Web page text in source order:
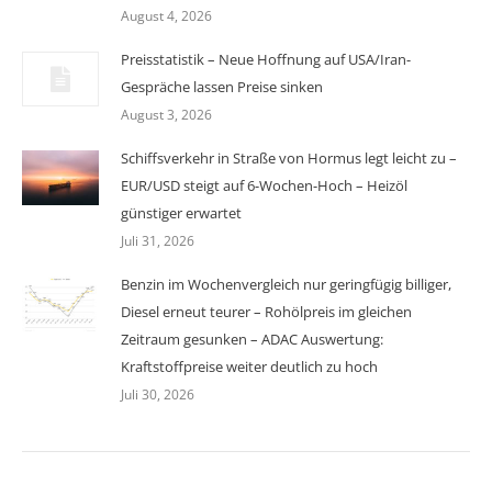
August 4, 2026
Preisstatistik – Neue Hoffnung auf USA/Iran-
Gespräche lassen Preise sinken
August 3, 2026
Schiffsverkehr in Straße von Hormus legt leicht zu –
EUR/USD steigt auf 6-Wochen-Hoch – Heizöl
günstiger erwartet
Juli 31, 2026
Benzin im Wochenvergleich nur geringfügig billiger,
Diesel erneut teurer – Rohölpreis im gleichen
Zeitraum gesunken – ADAC Auswertung:
Kraftstoffpreise weiter deutlich zu hoch
Juli 30, 2026